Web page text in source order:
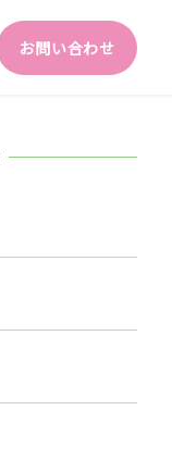
お問い合わせ